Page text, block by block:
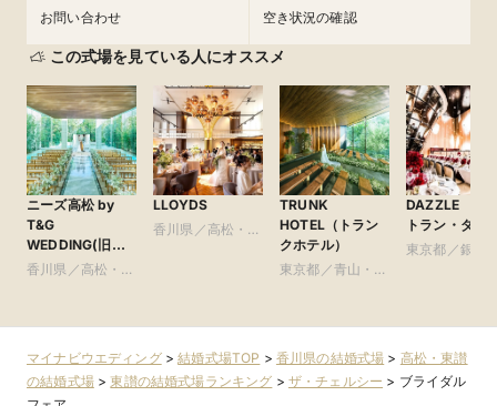
お問い合わせ 空き状況の確認
この式場を見ている人にオススメ
ニーズ高松 by
T&G
WEDDING(旧
アーヴェリール迎
香川県／高松・東
LLOYDS
香川県／高松・東
TRUNK
HOTEL（トラン
クホテル）
東京都／青山・表
DAZZLE （レ
トラン・ダズ
東京都／銀座
マイナビウエディング>結婚式場TOP > 香川県の結婚式場 > 高松・東讃
の結婚式場>東讃の結婚式場ランキング > ザ・チェルシー > ブライダル